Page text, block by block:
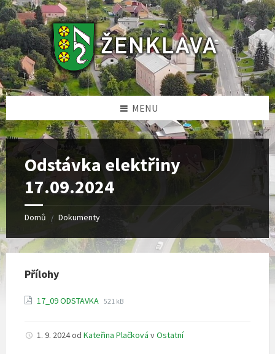
Skip
to
content
Skip
to
left
sidebar
Skip
to
right
sidebar
Skip
to
footer
MENU
Odstávka elektřiny
17.09.2024
Domů / Dokumenty
Přílohy
17_09 ODSTAVKA File
File
521 kB
1. 9. 2024od Kateřina Plačková vOstatní